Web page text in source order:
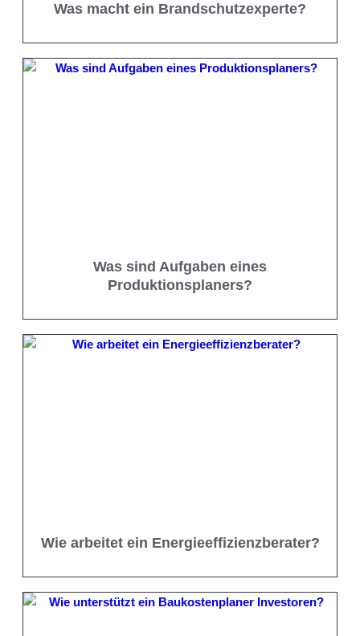
Was macht ein Brandschutzexperte?
Was sind Aufgaben eines
Produktionsplaners?
Wie arbeitet ein Energieeffizienzberater?